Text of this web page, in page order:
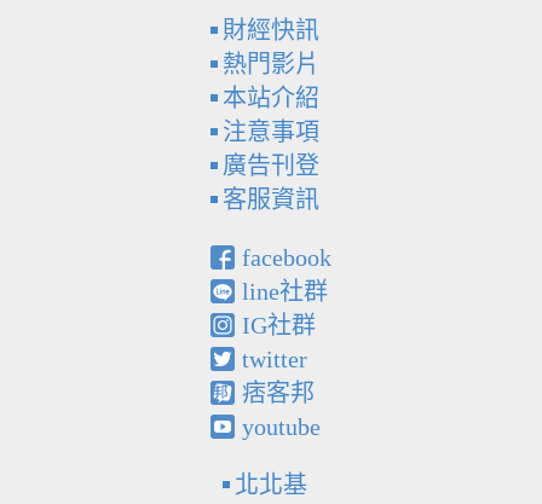
財經快訊
熱門影片
本站介紹
注意事項
廣告刊登
客服資訊
facebook
line社群
IG社群
twitter
痞客邦
youtube
北北基